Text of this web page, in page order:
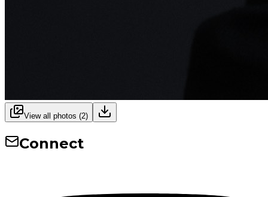
View all photos (2)
Connect